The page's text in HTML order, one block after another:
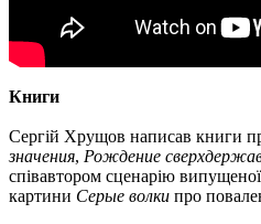
Книги
Сергій Хрущов написав книги
значения, Рождение
співавтором сценарію
картини Серые волки про